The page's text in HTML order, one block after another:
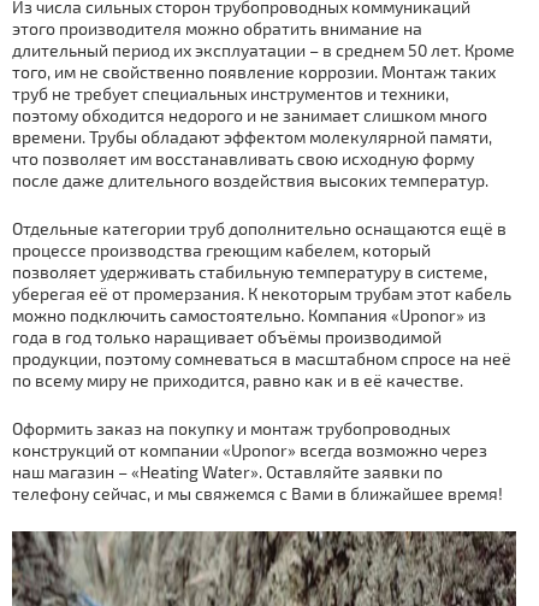
Из числа сильных сторон трубопроводных коммуникаций
этого производителя можно обратить внимание на
длительный период их эксплуатации – в среднем 50 лет. Кроме
того, им не свойственно появление коррозии. Монтаж таких
труб не требует специальных инструментов и техники,
поэтому обходится недорого и не занимает слишком много
времени. Трубы обладают эффектом молекулярной памяти,
что позволяет им восстанавливать свою исходную форму
после даже длительного воздействия высоких температур.
Отдельные категории труб дополнительно оснащаются ещё в
процессе производства греющим кабелем, который
позволяет удерживать стабильную температуру в системе,
уберегая её от промерзания. К некоторым трубам этот кабель
можно подключить самостоятельно. Компания «Uponor» из
года в год только наращивает объёмы производимой
продукции, поэтому сомневаться в масштабном спросе на неё
по всему миру не приходится, равно как и в её качестве.
Оформить заказ на покупку и монтаж трубопроводных
конструкций от компании «Uponor» всегда возможно через
наш магазин – «Heating Water». Оставляйте заявки по
телефону сейчас, и мы свяжемся с Вами в ближайшее время!